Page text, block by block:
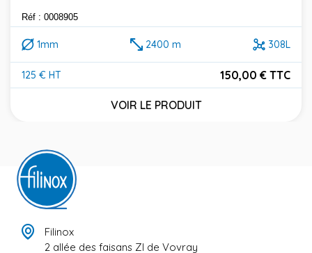
Réf : 0008905
1mm 2400 m 308L
125 € HT
Prix
150,00 € TTC
VOIR LE PRODUIT
Filinox
2 allée des faisans ZI de Vovray